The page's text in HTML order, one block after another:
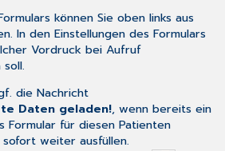
können Sie oben links aus
In den Einstellungen des Formulars
Vordruck bei Aufruf
die Nachricht
Daten geladen!, wenn bereits ein
Formular für diesen Patienten
weiter ausfüllen.